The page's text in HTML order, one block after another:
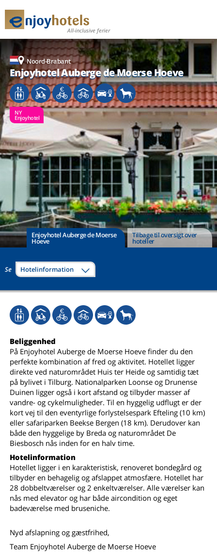
All-inclusive ferier
Noord-Brabant
Enjoyhotel Auberge de Moerse Hoeve
NY
Enjoyhotel
Enjoyhotel Auberge de Moerse
Hoeve
Tilbage til oversigt over
hoteller
Se Hotelinformation
Beliggenhed
På Enjoyhotel Auberge de Moerse Hoeve finder du den
perfekte kombination af fred og aktivitet. Hotellet ligger
direkte ved naturområdet Huis ter Heide og samtidig tæt
på bylivet i Tilburg. Nationalparken Loonse og Drunense
Duinen ligger også i kort afstand og tilbyder masser af
vandre- og cykelmuligheder. Til en hyggelig udflugt er der
kort vej til den eventyrlige forlystelsespark Efteling (10 km)
eller safariparken Beekse Bergen (18 km). Derudover kan
både den hyggelige by Breda og naturområdet De
Biesbosch nås inden for en halv time.
Hotelinformation
Hotellet ligger i en karakteristisk, renoveret bondegård og
tilbyder en behagelig og afslappet atmosfære. Hotellet har
28 dobbeltværelser og 2 enkeltværelser. Alle værelser kan
nås med elevator og har både aircondition og eget
badeværelse med bruseniche.
Nyd afslapning og gæstfrihed,
Team Enjoyhotel Auberge de Moerse Hoeve